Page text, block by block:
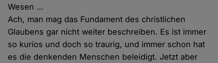
Wesen …
Ach, man mag das Fundament des christlichen
Glaubens gar nicht weiter beschreiben. Es ist immer
so kurios und doch so traurig, und immer schon hat
es die denkenden Menschen beleidigt. Jetzt aber